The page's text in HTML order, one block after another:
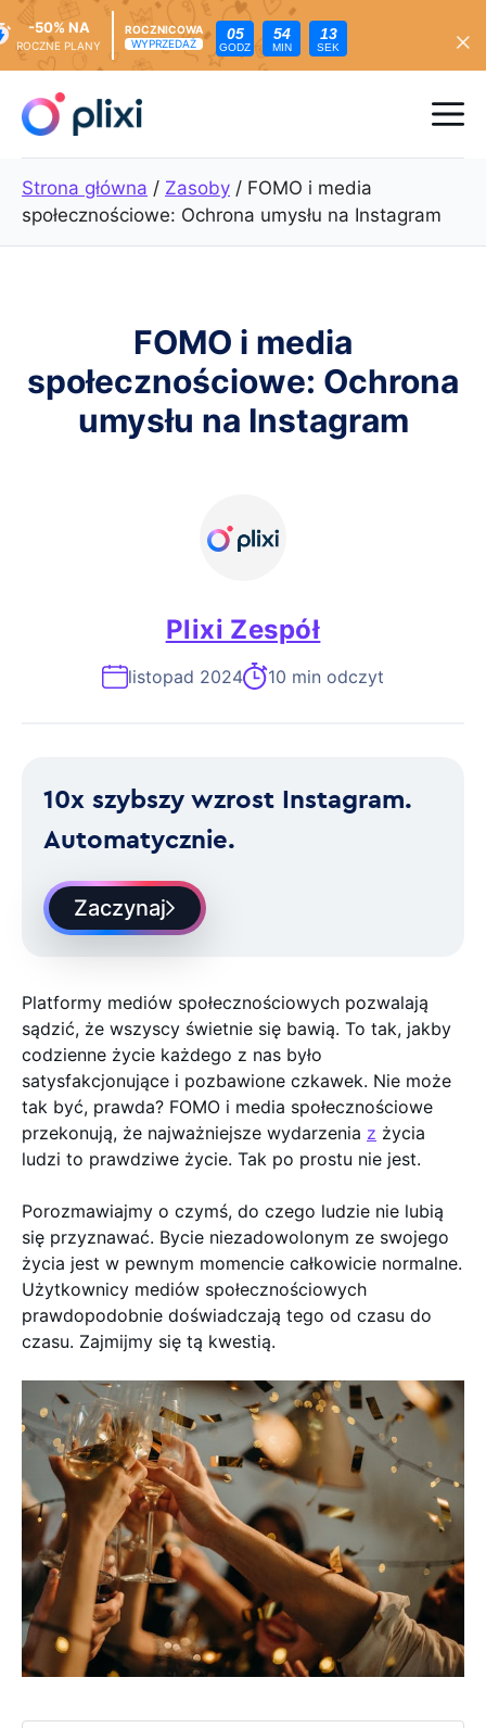
treści
-50% NA
ROCZNE PLANY
ROCZNICOWA
WYPRZEDAŻ
05
GODZ
54
MIN
11
SEK
Strona główna / Zasoby / FOMO i media
społecznościowe: Ochrona umysłu na Instagram
FOMO i media
społecznościowe: Ochrona
umysłu na Instagram
Plixi Zespół
listopad 2024 10 min odczyt
10x szybszy wzrost Instagram.
Automatycznie.
Zaczynaj
Platformy mediów społecznościowych pozwalają
sądzić, że wszyscy świetnie się bawią. To tak, jakby
codzienne życie każdego z nas było
satysfakcjonujące i pozbawione czkawek. Nie może
tak być, prawda? FOMO i media społecznościowe
przekonują, że najważniejsze wydarzenia z życia
ludzi to prawdziwe życie. Tak po prostu nie jest.
Porozmawiajmy o czymś, do czego ludzie nie lubią
się przyznawać. Bycie niezadowolonym ze swojego
życia jest w pewnym momencie całkowicie normalne.
Użytkownicy mediów społecznościowych
prawdopodobnie doświadczają tego od czasu do
czasu. Zajmijmy się tą kwestią.